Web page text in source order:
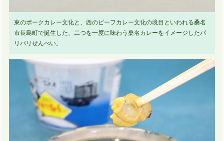
東のポークカレー文化と、西のビーフカレー文化の境目といわれる桑名
市長島町で誕生した、二つを一度に味わう桑名カレーをイメージしたパ
リパリせんべい。